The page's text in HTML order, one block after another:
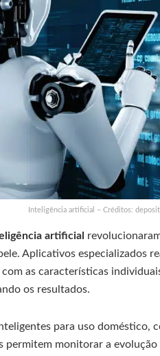
Inteligência artificial – Créditos:
artificial
Aplicativos especializados
as características
os resultados.
para uso doméstico,
permitem monitorar a